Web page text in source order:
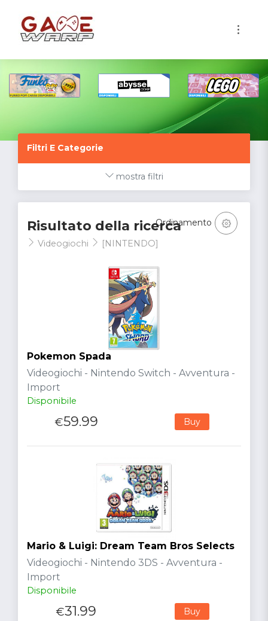
Filtri E Categorie
mostra filtri
Risultato della ricerca
Videogiochi [NINTENDO]
Ordinamento
Pokemon Spada
Videogiochi - Nintendo Switch - Avventura -
Import
Disponibile
€59.99 Buy
Mario & Luigi: Dream Team Bros Selects
Videogiochi - Nintendo 3DS - Avventura -
Import
Disponibile
€31.99 Buy